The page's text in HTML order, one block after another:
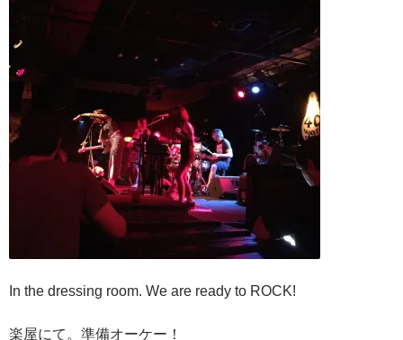
In the dressing room. We are ready to ROCK!
楽屋にて。準備オーケー！